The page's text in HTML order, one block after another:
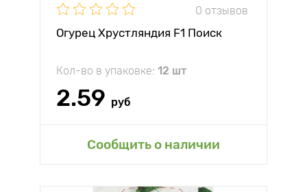
0 отзывов
Огурец Хрустляндия F1 Поиск
Кол-во в упаковке: 12 шт
2.59 руб
Сообщить о наличии